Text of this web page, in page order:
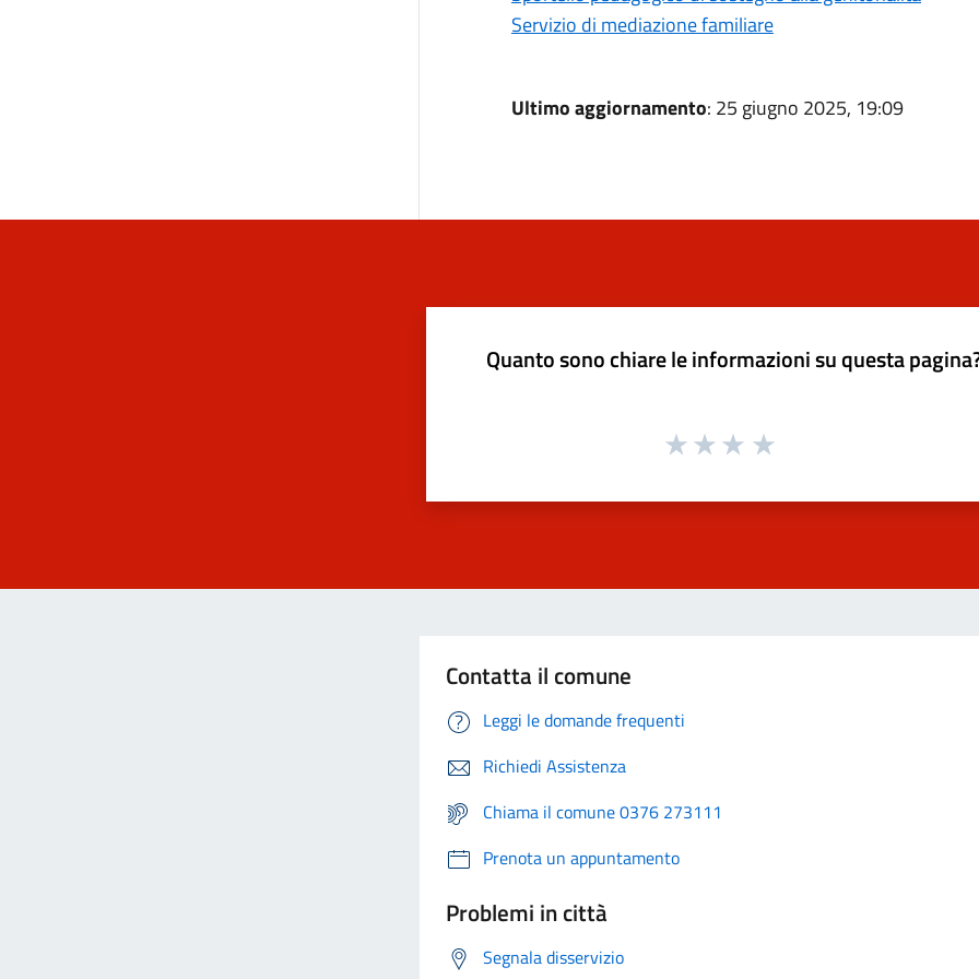
Servizio di mediazione familiare
Ultimo aggiornamento: 25 giugno 2025, 19:09
Quanto sono chiare le informazioni su questa
Contatta il comune
Leggi le domande frequenti
Richiedi Assistenza
Chiama il comune 0376 273111
Prenota un appuntamento
Problemi in città
Segnala disservizio